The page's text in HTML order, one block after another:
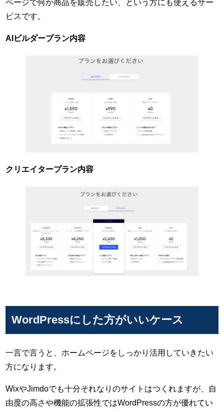
ページで何か商品を販売したい、という方にも使えるサー
ビスです。
AIビルダープラン内容
クリエイタープラン内容
WordPressにした方がいいケース
一言で言うと、ホームページをしっかり活用していきたい
方になります。
WixやJimdoでも十分それなりのサイトはつくれますが、自
由度の高さや機能の拡張性ではWordPressの方が優れてい